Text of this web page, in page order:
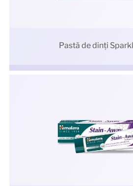
Pastă de dinți